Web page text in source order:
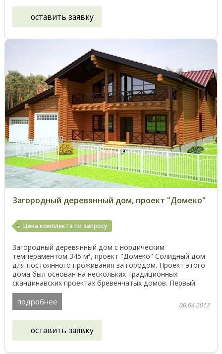
оставить заявку
Загородный деревянный дом, проект "Домеко"
Цена комплекта по запросу
Загородный деревянный дом с нордическим
темпераментом 345 м², проект "Домеко" Солидный дом
для постоянного проживания за городом. Проект этого
дома был основан на нескольких традиционных
скандинавских проектах бревенчатых домов. Первый
этаж дома ...
подробнее 06.04.2012
оставить заявку